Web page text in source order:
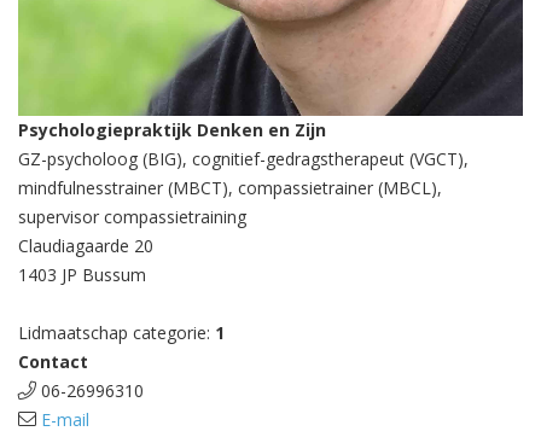
Psychologiepraktijk Denken en Zijn
GZ-psycholoog (BIG), cognitief-gedragstherapeut (VGCT),
mindfulnesstrainer (MBCT), compassietrainer (MBCL),
supervisor compassietraining
Claudiagaarde 20
1403 JP Bussum
Lidmaatschap categorie: 1
Contact
06-26996310
E-mail